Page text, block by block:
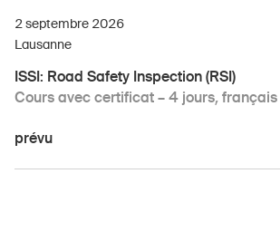
2 septembre 2026
Lausanne
ISSI: Road Safety Inspection (RSI)
Cours avec certificat – 4 jours, français
prévu